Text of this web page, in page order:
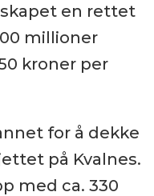
en rettet
millioner
kroner per
for å dekke
på Kvalnes.
med ca. 330